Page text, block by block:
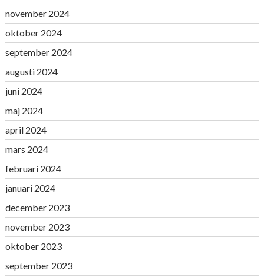
november 2024
oktober 2024
september 2024
augusti 2024
juni 2024
maj 2024
april 2024
mars 2024
februari 2024
januari 2024
december 2023
november 2023
oktober 2023
september 2023